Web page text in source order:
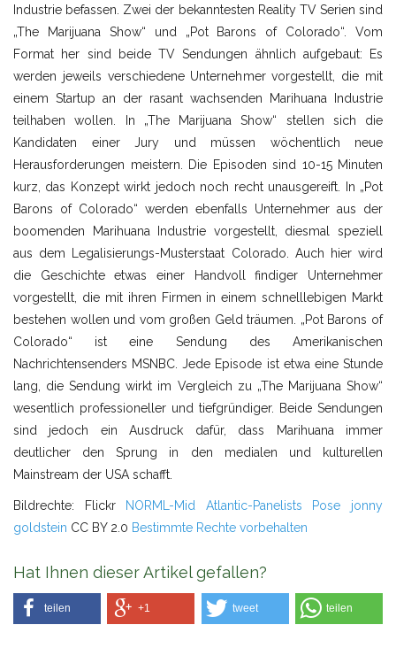
Industrie befassen. Zwei der bekanntesten Reality TV Serien sind
„The Marijuana Show“ und „Pot Barons of Colorado“. Vom
Format her sind beide TV Sendungen ähnlich aufgebaut: Es
werden jeweils verschiedene Unternehmer vorgestellt, die mit
einem Startup an der rasant wachsenden Marihuana Industrie
teilhaben wollen. In „The Marijuana Show“ stellen sich die
Kandidaten einer Jury und müssen wöchentlich neue
Herausforderungen meistern. Die Episoden sind 10-15 Minuten
kurz, das Konzept wirkt jedoch noch recht unausgereift. In „Pot
Barons of Colorado“ werden ebenfalls Unternehmer aus der
boomenden Marihuana Industrie vorgestellt, diesmal speziell
aus dem Legalisierungs-Musterstaat Colorado. Auch hier wird
die Geschichte etwas einer Handvoll findiger Unternehmer
vorgestellt, die mit ihren Firmen in einem schnelllebigen Markt
bestehen wollen und vom großen Geld träumen. „Pot Barons of
Colorado“ ist eine Sendung des Amerikanischen
Nachrichtensenders MSNBC. Jede Episode ist etwa eine Stunde
lang, die Sendung wirkt im Vergleich zu „The Marijuana Show“
wesentlich professioneller und tiefgründiger. Beide Sendungen
sind jedoch ein Ausdruck dafür, dass Marihuana immer
deutlicher den Sprung in den medialen und kulturellen
Mainstream der USA schafft.
Bildrechte: Flickr NORML-Mid Atlantic-Panelists Pose
jonny
goldstein CC BY 2.0 Bestimmte Rechte vorbehalten
Hat Ihnen dieser Artikel gefallen?
teilen +1 tweet teilen